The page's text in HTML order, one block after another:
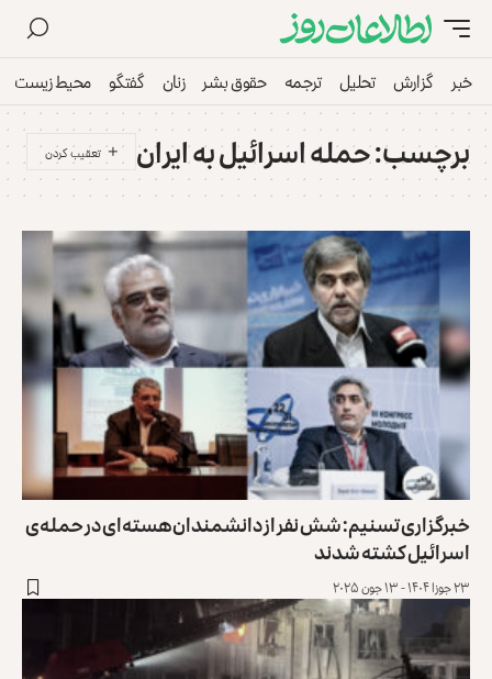
خبر گزارش تحلیل ترجمه حقوق بشر زنان گفتگو محیط زیست
برچسب:حمله اسرائیل به ایران
خبرگزاری تسنیم: شش نفر از دانشمندان هسته‌ای در حمله‌ی
اسرائیل کشته شدند
۲۳ جوزا ۱۴۰۴ - ۱۳ جون ۲۰۲۵